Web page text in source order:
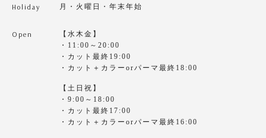
Holiday 月・火曜日・年末年始
Open
【水木金】
・11:00～20:00
・カット最終19:00
・カット＋カラーorパーマ最終18:00
【土日祝】
・9:00～18:00
・カット最終17:00
・カット＋カラーorパーマ最終16:00